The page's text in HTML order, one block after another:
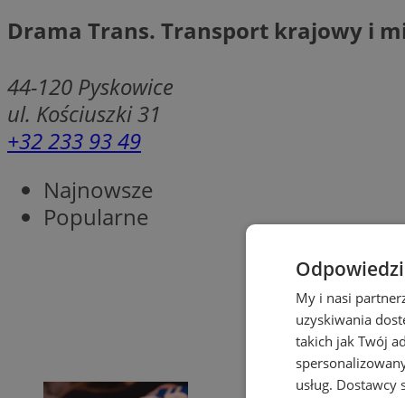
Drama Trans. Transport krajowy i
44-120 Pyskowice
ul. Kościuszki 31
+32 233 93 49
Najnowsze
Popularne
My i nasi
uzyskiwania
takich jak Twój
usług. Dostawcy